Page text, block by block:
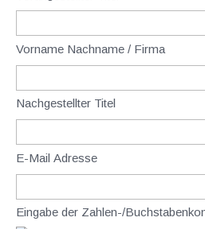
Vorname Nachname / Firma
Nachgestellter Titel
E-Mail Adresse
Eingabe der Zahlen-/